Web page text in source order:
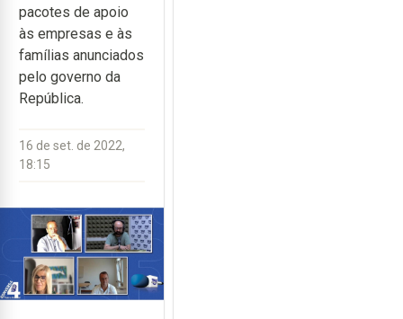
pacotes de apoio
às empresas e às
famílias anunciados
pelo governo da
República.
16 de set. de 2022,
18:15